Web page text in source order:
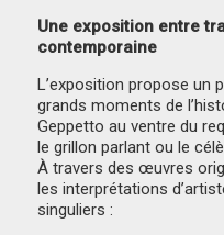
Une exposition entre
contemporaine
L’exposition propose un
grands moments de
Geppetto au ventre du
le grillon parlant ou le
À travers des œuvres
les interprétations
singuliers :